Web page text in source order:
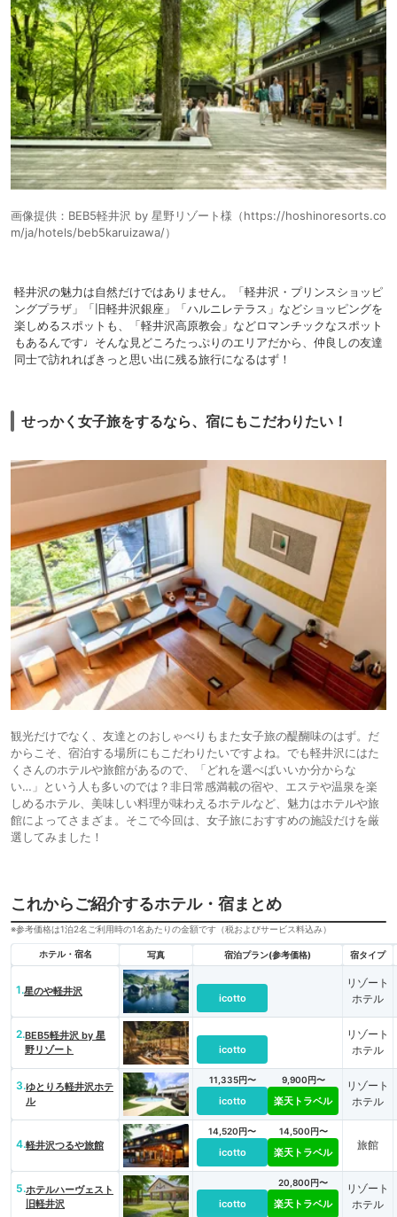
画像提供：BEB5軽井沢 by 星野リゾート様（https://hoshinoresorts.co
m/ja/hotels/beb5karuizawa/）
軽井沢の魅力は自然だけではありません。「軽井沢・プリンスショッピ
ングプラザ」「旧軽井沢銀座」「ハルニレテラス」などショッピングを
楽しめるスポットも、「軽井沢高原教会」などロマンチックなスポット
もあるんです♩そんな見どころたっぷりのエリアだから、仲良しの友達
同士で訪れればきっと思い出に残る旅行になるはず！
せっかく女子旅をするなら、宿にもこだわりたい！
観光だけでなく、友達とのおしゃべりもまた女子旅の醍醐味のはず。だ
からこそ、宿泊する場所にもこだわりたいですよね。でも軽井沢にはた
くさんのホテルや旅館があるので、「どれを選べばいいか分からな
い…」という人も多いのでは？非日常感満載の宿や、エステや温泉を楽
しめるホテル、美味しい料理が味わえるホテルなど、魅力はホテルや旅
館によってさまざま。そこで今回は、女子旅におすすめの施設だけを厳
選してみました！
これからご紹介するホテル・宿まとめ
※参考価格は1泊2名ご利用時の1名あたりの金額です（税およびサービス料込み）
ホテル・宿名 写真 宿泊プラン(参考価格) 宿タイプ
1.星のや軽井沢
icotto
リゾート
ホテル
2.BEB5軽井沢 by 星
野リゾート
icotto
リゾート
ホテル
3.ゆとりろ軽井沢ホテ
ル
11,335円〜
icotto
9,900円〜
楽天トラベル
リゾート
ホテル
4.軽井沢つるや旅館
14,520円〜
icotto
14,500円〜
楽天トラベル
旅館
5.ホテルハーヴェスト
旧軽井沢
icotto
20,800円〜
楽天トラベル
リゾート
ホテル